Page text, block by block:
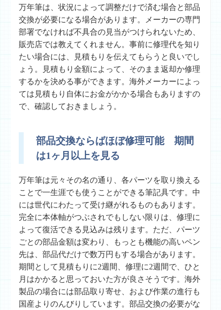
万年筆は、状況によって調整だけで済む場合と部品
交換が必要になる場合があります。メーカーの専門
部署でなければ不具合の見当がつけられないため、
販売店では教えてくれません。事前に修理代を知り
たい場合には、見積もりを伝えてもらうと良いでし
ょう。見積もり金額によって、そのまま返却か修理
するかを決める事ができます。海外メーカーによっ
ては見積もり自体にお金がかかる場合もありますの
で、確認しておきましょう。
部品交換ならばほぼ修理可能 期間
は1ヶ月以上を見る
万年筆は元々その名の通り、各パーツを取り換える
ことで一生涯でも使うことができる筆記具です。中
には世代にわたって受け継がれるものもあります。
完全に本体軸がつぶされでもしない限りは、修理に
よって復活できる見込みは残ります。ただ、パーツ
ごとの部品金額は変わり、もっとも機能の高いペン
先は、部品代だけで数万円もする場合があります。
期間として見積もりに2週間、修理に2週間で、ひと
月はかかると思っておいた方が良さそうです。海外
製品の場合には部品取り寄せ、および作業の進行も
国産よりのんびりしています。部品交換の必要がな